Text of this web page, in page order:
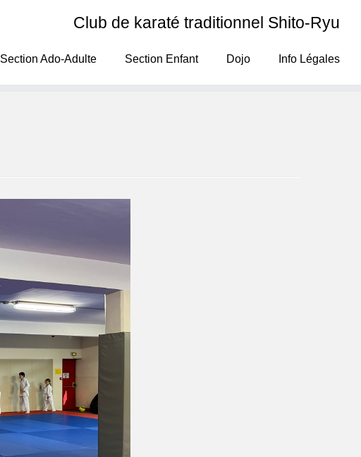
Club de karaté traditionnel Shito-Ryu
Section Ado-Adulte Section Enfant Dojo Info Légales